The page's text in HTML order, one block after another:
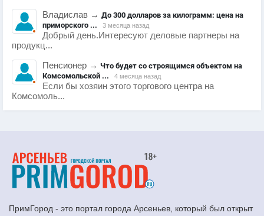
Владислав → До 300 долларов за килограмм: цена на
приморского ...
3 месяца назад
Добрый день.Интересуют деловые партнеры на
продукц...
Пенсионер → Что будет со строящимся объектом на
Комсомольской ...
4 месяца назад
Если бы хозяин этого торгового центра на
Комсомоль...
ПримГород - это портал города Арсеньев, который был открыт